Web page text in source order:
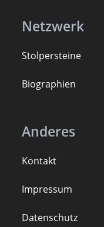
Netzwerk
Stolpersteine
Biographien
Anderes
Kontakt
Impressum
Datenschutz